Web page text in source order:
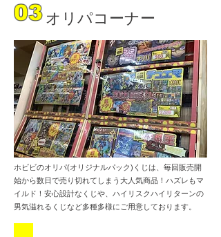
03 オリパコーナー
ホビビのオリパ(オリジナルパック)くじは、毎回販売開
始から数日で売り切れてしまう大人気商品！ハズレもマ
イルド！安心設計なくじや、ハイリスクハイリターンの
男気溢れるくじなど多種多様にご用意しております。